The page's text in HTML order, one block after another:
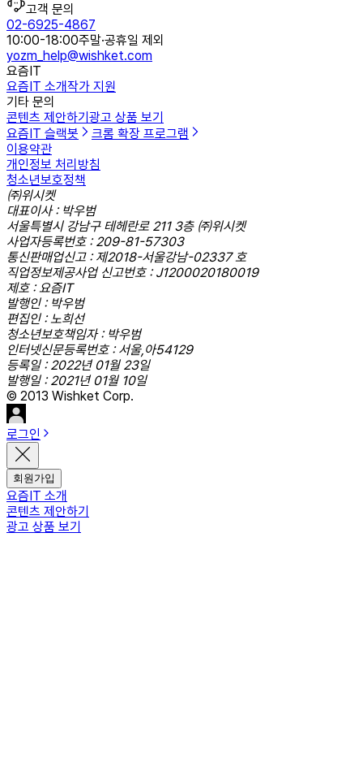
고객 문의
02-6925-4867
10:00-18:00주말·공휴일 제외
yozm_help@wishket.com
요즘IT
요즘IT 소개작가 지원
기타 문의
콘텐츠 제안하기광고 상품 보기
요즘IT 슬랙봇
크롬 확장 프로그램
이용약관
개인정보 처리방침
청소년보호정책
㈜위시켓
대표이사 : 박우범
서울특별시 강남구 테헤란로 211 3층 ㈜위시켓
사업자등록번호 : 209-81-57303
통신판매업신고 : 제2018-서울강남-02337 호
직업정보제공사업 신고번호 : J1200020180019
제호 : 요즘IT
발행인 : 박우범
편집인 : 노희선
청소년보호책임자 : 박우범
인터넷신문등록번호 : 서울,아54129
등록일 : 2022년 01월 23일
발행일 : 2021년 01월 10일
© 2013 Wishket Corp.
로그인
회원가입
요즘IT 소개
콘텐츠 제안하기
광고 상품 보기